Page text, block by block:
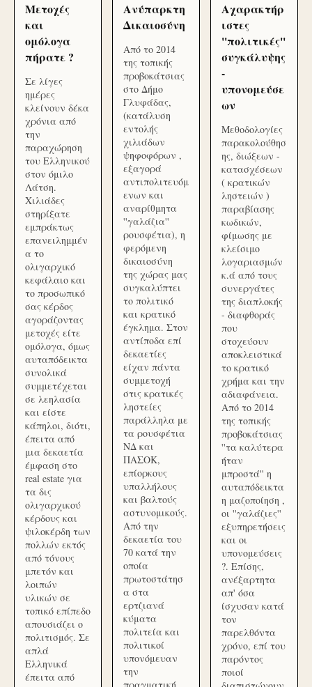
Μετοχές
και
ομόλογα
πήρατε ?
Σε λίγες
ημέρες
κλείνουν δέκα
χρόνια από
την
παραχώρηση
του Ελληνικού
στον όμιλο
Λάτση.
Χιλιάδες
στηρίξατε
εμπράκτως
επανειλημμέν
α το
ολιγαρχικό
κεφάλαιο και
το προσωπικό
σας κέρδος
αγοράζοντας
μετοχές είτε
ομόλογα, όμως
αυταπόδεικτα
συνολικά
συμμετέχεται
σε λεηλασία
και είστε
κάπηλοι, διότι,
έπειτα από
μια δεκαετία
έμφαση στο
real estate για
τα δις
ολιγαρχικού
κέρδους και
ψιλοκέρδη των
πολλών εκτός
από τόνους
μπετόν και
λοιπών
υλικών σε
τοπικό επίπεδο
απουσιάζει ο
πολιτισμός. Σε
απλά
Ελληνικά
έπειτα από
Ανύπαρκτη
Δικαιοσύνη
Από το 2014
της τοπικής
προβοκάτσιας
στο Δήμο
Γλυφάδας,
(κατάλυση
εντολής
χιλιάδων
ψηφοφόρων ,
εξαγορά
αντιπολιτευόμ
ενων και
αναρίθμητα
''γαλάζια''
ρουσφέτια), η
φερόμενη
δικαιοσύνη
της χώρας μας
συγκαλύπτει
το πολιτικό
και κρατικό
έγκλημα. Στον
αντίποδα επί
δεκαετίες
είχαν πάντα
συμμετοχή
στις κρατικές
ληστείες
παράλληλα με
τα ρουσφέτια
ΝΔ και
ΠΑΣΟΚ,
επίορκους
υπαλλήλους
και βαλτούς
αστυνομικούς.
Από την
δεκαετία του
70 κατά την
οποία
πρωτοστάτησ
α στα
ερτζιανά
κύματα
πολιτεία και
πολιτικοί
υπονόμευαν
την
Αχαρακτήρ
ιστες
''πολιτικές''
συγκάλυψης
-
υπονομεύσε
ων
Μεθοδολογίες
παρακολούθησ
ης, διώξεων -
κατασχέσεων
( κρατικών
ληστειών )
παραβίασης
κωδικών,
φίμωσης με
κλείσιμο
λογαριασμών
κ.ά από τους
συνεργάτες
της διαπλοκής
- διαφθοράς
που
στοχεύουν
αποκλειστικά
το κρατικό
χρήμα και την
αδιαφάνεια.
Από το 2014
της τοπικής
προβοκάτσιας
''τα καλύτερα
ήταν
μπροστά'' η
αυταπόδεικτα
η μαζοποίηση ,
οι ''γαλάζιες''
εξυπηρετήσεις
και οι
υπονομεύσεις
?. Επίσης,
ανέξαρτητα
απ' όσα
ίσχυσαν κατά
τον
παρελθόντα
χρόνο, επί του
παρόντος
ποιοί